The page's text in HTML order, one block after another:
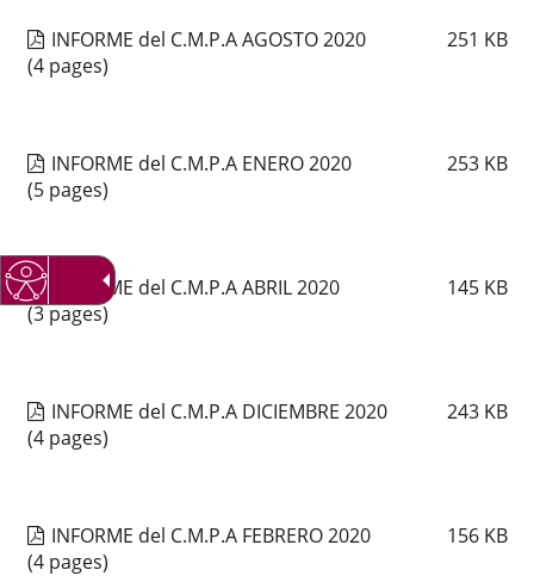
externa.externa.
INFORME del C.M.P.A AGOSTO 2020 251 KB
(4 pages)
INFORME del C.M.P.A ENERO 2020 253 KB
(5 pages)
INFORME del C.M.P.A ABRIL 2020 145 KB
(3 pages)
INFORME del C.M.P.A DICIEMBRE 2020 243 KB
(4 pages)
INFORME del C.M.P.A FEBRERO 2020 156 KB
(4 pages)